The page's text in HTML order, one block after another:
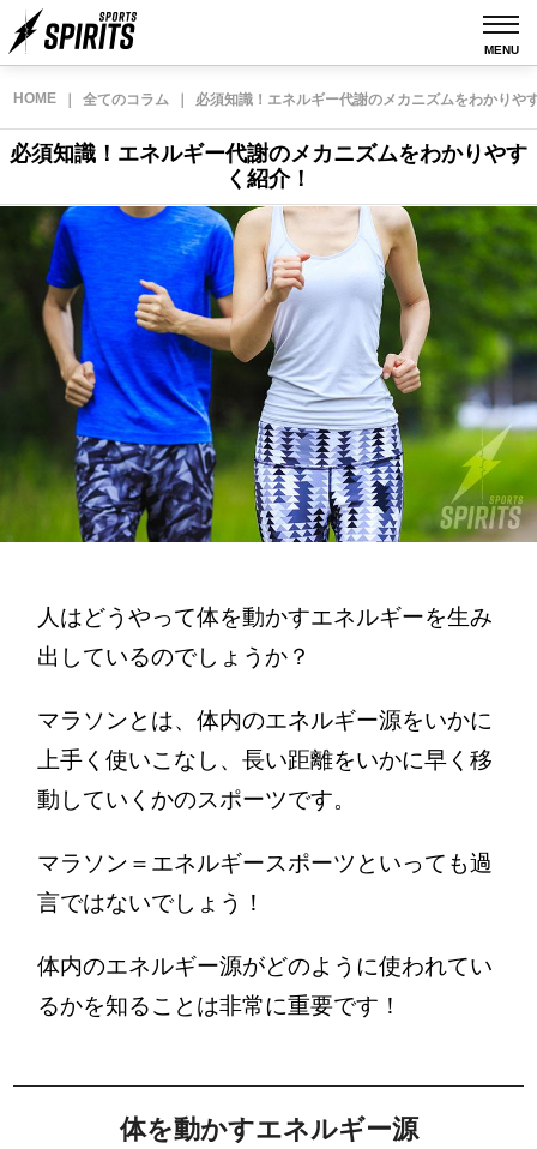
MENU
HOME 全てのコラム 必須知識！エネルギー代謝のメカニズムをわかりや
必須知識！エネルギー代謝のメカニズムをわかりやす
く紹介！
人はどうやって体を動かすエネルギーを生み
出しているのでしょうか？
マラソンとは、体内のエネルギー源をいかに
上手く使いこなし、長い距離をいかに早く移
動していくかのスポーツです。
マラソン＝エネルギースポーツといっても過
言ではないでしょう！
体内のエネルギー源がどのように使われてい
るかを知ることは非常に重要です！
体を動かすエネルギー源